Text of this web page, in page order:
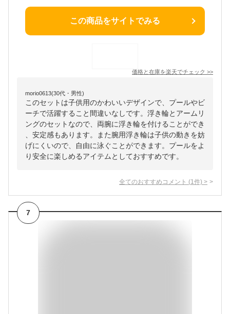
この商品をサイトでみる
価格と在庫を楽天でチェック >>
morio0613(30代・男性)
このセットは子供用のかわいいデザインで、プールやビ
ーチで活躍すること間違いなしです。浮き輪とアームリ
ングのセットなので、両腕に浮き輪を付けることができ
、安定感もあります。また腕用浮き輪は子供の動きを妨
げにくいので、自由に泳ぐことができます。プールをよ
り安全に楽しめるアイテムとしておすすめです。
全てのおすすめコメント (1 件) >
7